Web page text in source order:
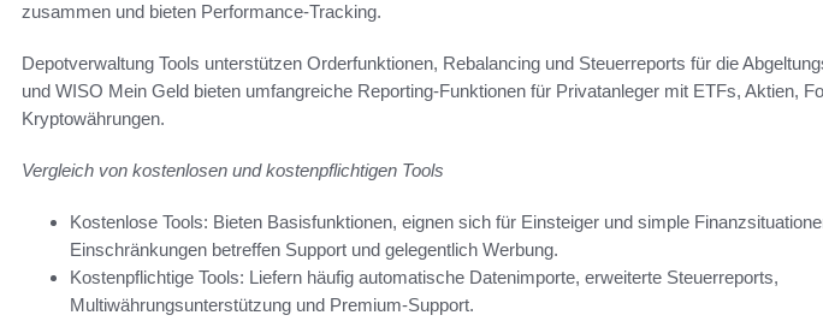
zusammen und bieten Performance-Tracking.
Depotverwaltung Tools unterstützen Orderfunktionen, Rebalancing und Steuerreports für die
und WISO Mein Geld bieten umfangreiche Reporting-Funktionen für Privatanleger mit ETFs, Aktien,
Kryptowährungen.
Vergleich von kostenlosen und kostenpflichtigen Tools
Kostenlose Tools: Bieten Basisfunktionen, eignen sich für Einsteiger und simple
Einschränkungen betreffen Support und gelegentlich Werbung.
Kostenpflichtige Tools: Liefern häufig automatische Datenimporte, erweiterte Steuerreports,
Multiwährungsunterstützung und Premium-Support.